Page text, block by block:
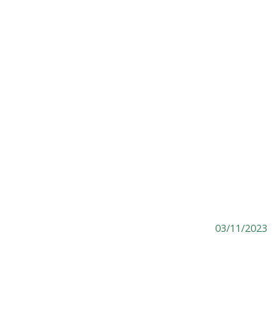
03/11/2023